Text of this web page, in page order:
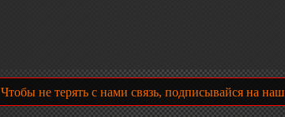
Чтобы не терять с нами связь, подписывайся на наш